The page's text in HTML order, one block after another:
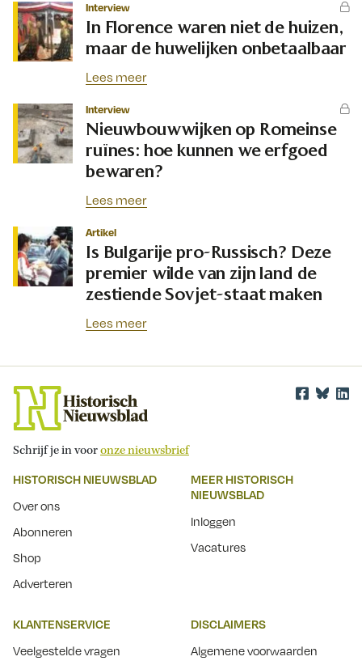
Interview
In Florence waren niet de huizen,
maar de huwelijken onbetaalbaar
Lees meer
Interview
Nieuwbouwwijken op Romeinse
ruïnes: hoe kunnen we erfgoed
bewaren?
Lees meer
Artikel
Is Bulgarije pro-Russisch? Deze
premier wilde van zijn land de
zestiende Sovjet-staat maken
Lees meer
Schrijf je in vooronze nieuwsbrief
HISTORISCH NIEUWSBLAD
Over ons
Abonneren
Shop
Adverteren
MEER HISTORISCH
NIEUWSBLAD
Inloggen
Vacatures
KLANTENSERVICE
Veelgestelde vragen
DISCLAIMERS
Algemene voorwaarden